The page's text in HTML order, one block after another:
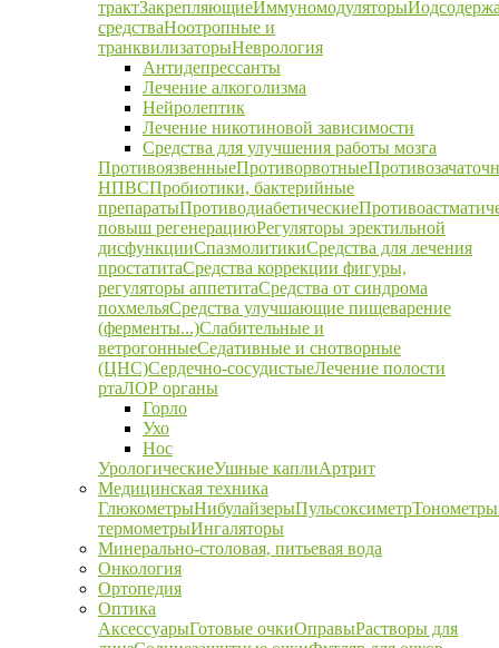
трактЗакрепляющиеИммуномодуляторы
средстваНоотропные и
транквилизаторыНеврология
Антидепрессанты
Лечение алкоголизма
Нейролептик
Лечение никотиновой зависимости
Средства для улучшения работы мозга
ПротивоязвенныеПротиворвотные
НПВСПробиотики, бактерийные
препаратыПротиводиабетические
повыш регенерациюРегуляторы эректильной
дисфункцииСпазмолитикиСредства для лечения
простатитаСредства коррекции фигуры,
регуляторы аппетитаСредства от синдрома
похмельяСредства улучшающие пищеварение
(ферменты...)Слабительные и
ветрогонныеСедативные и снотворные
(ЦНС)Сердечно-сосудистыеЛечение полости
ртаЛОР органы
Горло
Ухо
Нос
УрологическиеУшные каплиАртрит
Медицинская техника
ГлюкометрыНибулайзерыПульсоксиметрТонометры
термометрыИнгаляторы
Минерально-столовая, питьевая вода
Онкология
Ортопедия
Оптика
АксессуарыГотовые очкиОправыРастворы для